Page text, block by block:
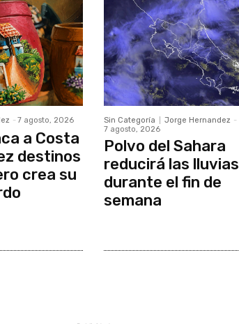
- 7 agosto, 2026
a Costa
destinos
crea su
Sin Categoría Jorge Hernandez -
7 agosto, 2026
Polvo del Sahara
reducirá las lluvias
durante el fin de
semana